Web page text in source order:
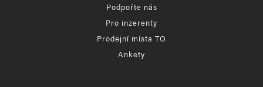
Podpořte nás
Pro inzerenty
Prodejní místa TO
Ankety